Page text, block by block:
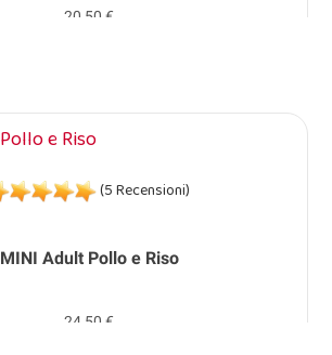
20,50 €
MINI Adult Pollo e Riso
(5 Recensioni)
24,50 €